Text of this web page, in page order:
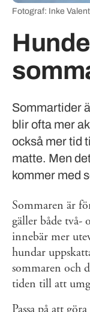
Sommartider
blir ofta mer
också mer tid
matte. Men
kommer med
Fotograf: Inke
Sommaren är
gäller både två-
innebär mer
hundar
sommaren och
tiden till att